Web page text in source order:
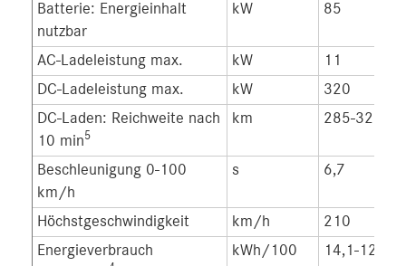
Batterie: Energieinhalt
nutzbar
kW 85
AC-Ladeleistung max. kW
11
DC-Ladeleistung max.
kW
320
DC-Laden: Reichweite nach
10 min5
km 285-325
Beschleunigung 0-100
km/h
s 6,7
Höchstgeschwindigkeit km/h
210
Energieverbrauch
kWh/100
14,1-12,2